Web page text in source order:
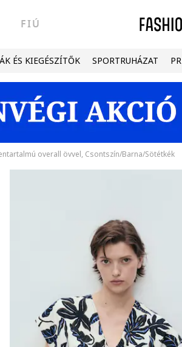
FIÚ
ÉS KIEGÉSZÍTŐK SPORTRUHÁZAT
overall övvel, Csontszín/Barna/Sötétkék